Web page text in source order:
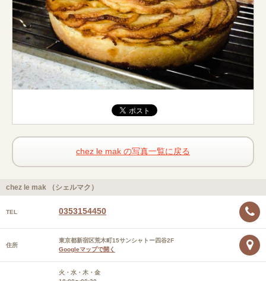
chez le mak の写真一覧に戻る
chez le mak （シェルマク）
TEL 0353154450
住所
東京都新宿区荒木町15サンシャトー四谷2F
Googleマップで開く
火・水・木・金